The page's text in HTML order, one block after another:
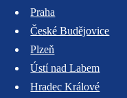
Praha
České Budějovice
Plzeň
Ústí nad Labem
Hradec Králové